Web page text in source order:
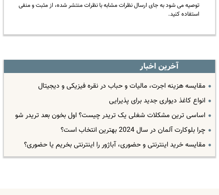
توصیه می شود به جای ارسال نظرات مشابه با نظرات منتشر شده، از مثبت و منفی
استفاده کنید.
آخرین اخبار
مقایسه هزینه اجرت، مالیات و حباب در نقره فیزیکی و دیجیتال
انواع کاغذ دیواری جدید برای پذیرایی
اساسی ترین مشکلات شغلی یک تریدر چیست؟ اول بخون بعد تریدر شو
چرا بلوکارت آلمان در سال 2024 بهترین انتخاب است؟
مقایسه خرید اینترنتی و حضوری، آباژور را اینترنتی بخریم یا حضوری؟